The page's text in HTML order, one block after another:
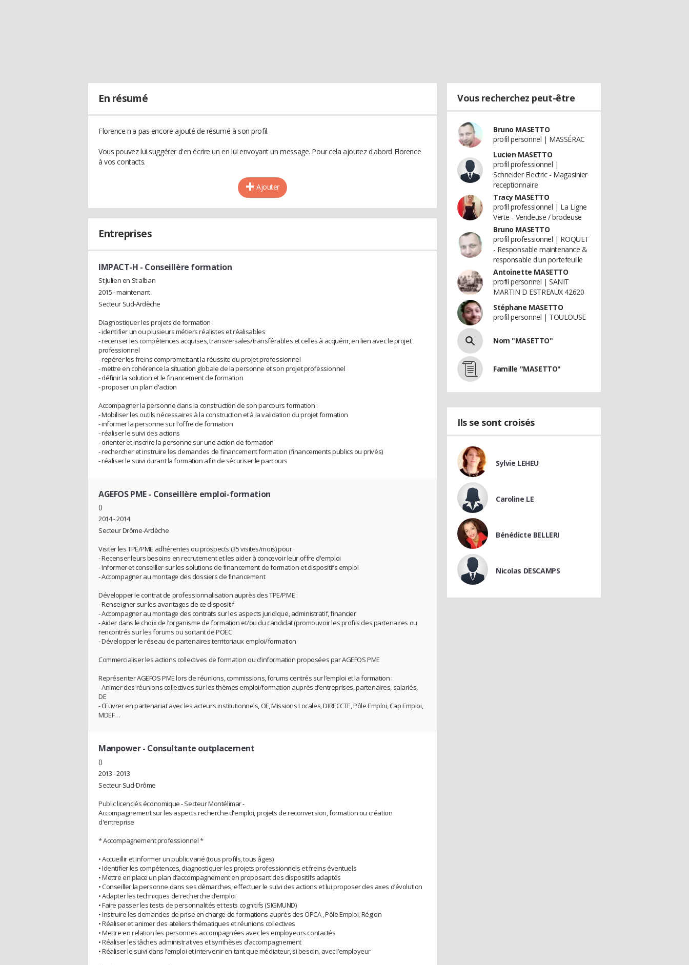
En résumé
Florence n'a pas encore ajouté de résumé à son profil.
Vous pouvez lui suggérer d'en écrire un en lui envoyant un message. Pour cela ajoutez d'abord Florence
à vos contacts.
Ajouter
Entreprises
IMPACT-H - Conseillère formation
St Julien en St alban
2015 - maintenant
Secteur Sud-Ardèche
Diagnostiquer les projets de formation :
- identifier un ou plusieurs métiers réalistes et réalisables
- recenser les compétences acquises, transversales/transférables et celles à acquérir, en lien avec le projet
professionnel
- repérer les freins compromettant la réussite du projet professionnel
- mettre en cohérence la situation globale de la personne et son projet professionnel
- définir la solution et le financement de formation
- proposer un plan d'action
Accompagner la personne dans la construction de son parcours formation :
- Mobiliser les outils nécessaires à la construction et à la validation du projet formation
- informer la personne sur l'offre de formation
- réaliser le suivi des actions
- orienter et inscrire la personne sur une action de formation
- rechercher et instruire les demandes de financement formation (financements publics ou privés)
- réaliser le suivi durant la formation afin de sécuriser le parcours
AGEFOS PME- Conseillère emploi-formation
()
2014 - 2014
Secteur Drôme-Ardèche
Visiter les TPE/PME adhérentes ou prospects (35 visites/mois) pour :
- Recenser leurs besoins en recrutement et les aider à concevoir leur offre d'emploi
- Informer et conseiller sur les solutions de financement de formation et dispositifs emploi
- Accompagner au montage des dossiers de financement
Développer le contrat de professionnalisation auprès des TPE/PME :
- Renseigner sur les avantages de ce dispositif
- Accompagner au montage des contrats sur les aspects juridique, administratif, financier
- Aider dans le choix de l’organisme de formation et/ou du candidat (promouvoir les profils des partenaires ou
rencontrés sur les forums ou sortant de POEC
- Développer le réseau de partenaires territoriaux emploi/formation
Commercialiser les actions collectives de formation ou d’information proposées par AGEFOS PME
Représenter AGEFOS PME lors de réunions, commissions, forums centrés sur l’emploi et la formation :
- Animer des réunions collectives sur les thèmes emploi/formation auprès d’entreprises, partenaires, salariés,
DE
- Œuvrer en partenariat avec les acteurs institutionnels, OF, Missions Locales, DIRECCTE, Pôle Emploi, Cap Emploi,
MDEF…
Manpower- Consultante outplacement
()
2013 - 2013
Secteur Sud-Drôme
Public licenciés économique - Secteur Montélimar -
Accompagnement sur les aspects recherche d'emploi, projets de reconversion, formation ou création
d'entreprise
* Accompagnement professionnel *
• Accueillir et informer un public varié (tous profils, tous âges)
• Identifier les compétences, diagnostiquer les projets professionnels et freins éventuels
• Mettre en place un plan d’accompagnement en proposant des dispositifs adaptés
• Conseiller la personne dans ses démarches, effectuer le suivi des actions et lui proposer des axes d’évolution
• Adapter les techniques de recherche d’emploi
• Faire passer les tests de personnalités et tests cognitifs (SIGMUND)
• Instruire les demandes de prise en charge de formations auprès des OPCA , Pôle Emploi, Région
• Réaliser et animer des ateliers thématiques et réunions collectives
• Mettre en relation les personnes accompagnées avec les employeurs contactés
• Réaliser les tâches administratives et synthèses d’accompagnement
• Réaliser le suivi dans l’emploi et intervenir en tant que médiateur, si besoin, avec l’employeur
Vous recherchez peut-être
Bruno MASETTO
profil personnel | MASSÉRAC
Lucien MASETTO
profil professionnel |
Schneider Electric - Magasinier
receptionnaire
Tracy MASETTO
profil professionnel | La Ligne
Verte - Vendeuse / brodeuse
Bruno MASETTO
profil professionnel | ROQUET
- Responsable maintenance &
responsable d'un portefeuille
Antoinette MASETTO
profil personnel | SANIT
MARTIN D ESTREAUX 42620
Stéphane MASETTO
profil personnel | TOULOUSE
Nom "MASETTO"
Famille "MASETTO"
Ils se sont croisés
Sylvie LEHEU
Caroline LE
Bénédicte BELLERI
Nicolas DESCAMPS